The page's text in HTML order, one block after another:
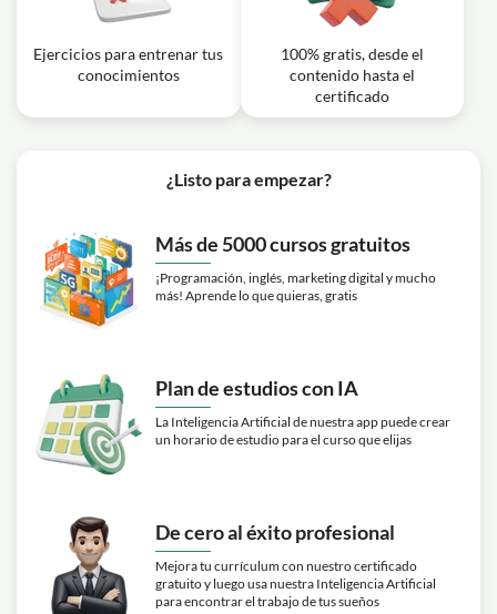
Ejercicios para entrenar tus
conocimientos
100% gratis, desde el
contenido hasta el
certificado
¿Listo para empezar?
Más de 5000 cursos gratuitos
¡Programación, inglés, marketing digital y mucho
más! Aprende lo que quieras, gratis
Plan de estudios con IA
La Inteligencia Artificial de nuestra app puede crear
un horario de estudio para el curso que elijas
De cero al éxito profesional
Mejora tu currículum con nuestro certificado
gratuito y luego usa nuestra Inteligencia Artificial
para encontrar el trabajo de tus sueños